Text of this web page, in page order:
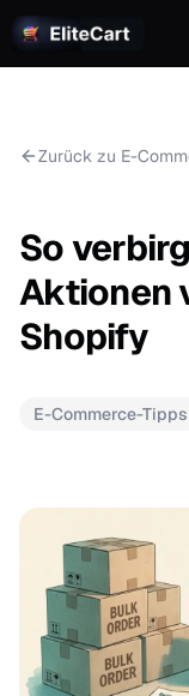
Zurück zu E-
So
Aktionen
Shopify
E-Commerce-Tipps